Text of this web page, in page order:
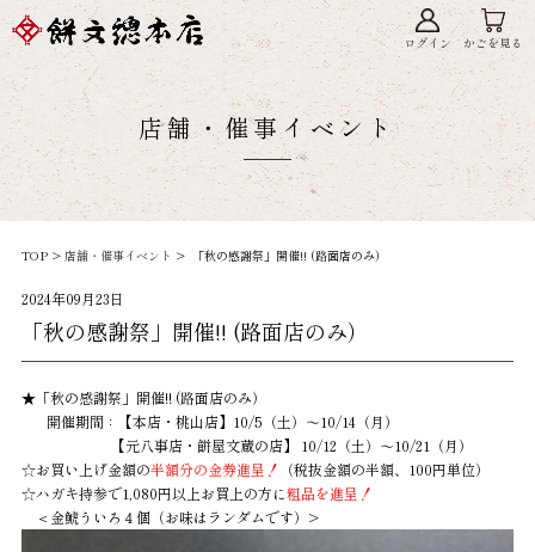
ログイン かごを見る
店舗・催事イベント
TOP > 店舗・催事イベント > 「秋の感謝祭」開催!! (路面店のみ）
2024年09月23日
「秋の感謝祭」開催!! (路面店のみ）
★「秋の感謝祭」開催!! (路面店のみ）
開催期間：【本店・桃山店】10/5（土）～10/14（月）
【元八事店・餅屋文蔵の店】 10/12（土）～10/21（月）
☆お買い上げ金額の半額分の金券進呈！ （税抜金額の半額、100円単位）
☆ハガキ持参で1,080円以上お買上の方に粗品を進呈！
＜金鯱ういろ４個（お味はランダムです）>